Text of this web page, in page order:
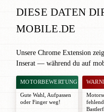
DIESE DATEN
MOBILE.DE
Unsere Chrome Extension
Inserat — während du auf
MOTORBEWERTUNG
Gute Wahl
Aufpassen
oder Finger weg!